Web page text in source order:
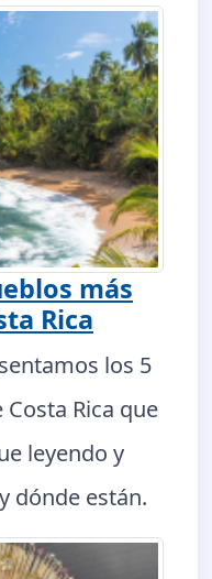
más
Rica
los 5
Rica que
leyendo y
dónde están.